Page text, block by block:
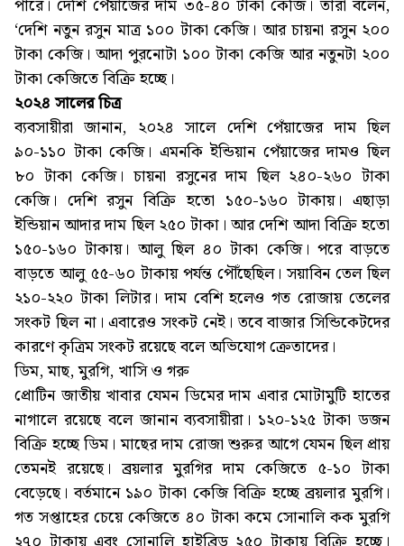
পারে। দেশি পেঁয়াজের দাম ৩৫-৪০ টাকা কেজি। তারা বলেন,
‘দেশি নতুন রসুন মাত্র ১০০ টাকা কেজি। আর চায়না রসুন ২০০
টাকা কেজি। আদা পুরনোটা ১০০ টাকা কেজি আর নতুনটা ২০০
টাকা কেজিতে বিক্রি হচ্ছে।
২০২৪ সালের চিত্র
ব্যবসায়ীরা জানান, ২০২৪ সালে দেশি পেঁয়াজের দাম ছিল
৯০-১১০ টাকা কেজি। এমনকি ইন্ডিয়ান পেঁয়াজের দামও ছিল
৮০ টাকা কেজি। চায়না রসুনের দাম ছিল ২৪০-২৬০ টাকা
কেজি। দেশি রসুন বিক্রি হতো ১৫০-১৬০ টাকায়। এছাড়া
ইন্ডিয়ান আদার দাম ছিল ২৫০ টাকা। আর দেশি আদা বিক্রি হতো
১৫০-১৬০ টাকায়। আলু ছিল ৪০ টাকা কেজি। পরে বাড়তে
বাড়তে আলু ৫৫-৬০ টাকায় পর্যন্ত পৌঁছেছিল। সয়াবিন তেল ছিল
২১০-২২০ টাকা লিটার। দাম বেশি হলেও গত রোজায় তেলের
সংকট ছিল না। এবারেও সংকট নেই। তবে বাজার সিন্ডিকেটদের
কারণে কৃত্রিম সংকট রয়েছে বলে অভিযোগ ক্রেতাদের।
ডিম, মাছ, মুরগি, খাসি ও গরু
প্রোটিন জাতীয় খাবার যেমন ডিমের দাম এবার মোটামুটি হাতের
নাগালে রয়েছে বলে জানান ব্যবসায়ীরা। ১২০-১২৫ টাকা ডজন
বিক্রি হচ্ছে ডিম। মাছের দাম রোজা শুরুর আগে যেমন ছিল প্রায়
তেমনই রয়েছে। ব্রয়লার মুরগির দাম কেজিতে ৫-১০ টাকা
বেড়েছে। বর্তমানে ১৯০ টাকা কেজি বিক্রি হচ্ছে ব্রয়লার মুরগি।
গত সপ্তাহের চেয়ে কেজিতে ৪০ টাকা কমে সোনালি কক মুরগি